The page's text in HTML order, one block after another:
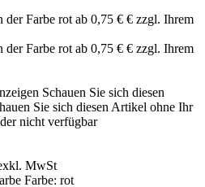
Schauen Sie sich diesen
Sie sich diesen Artikel ohne Ihr
nicht verfügbar
MwSt
Farbe: rot